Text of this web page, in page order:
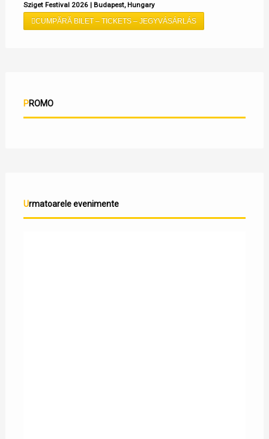
Sziget Festival 2026 | Budapest, Hungary
CUMPĂRĂ BILET – TICKETS – JEGYVÁSÁRLÁS
PROMO
Urmatoarele evenimente